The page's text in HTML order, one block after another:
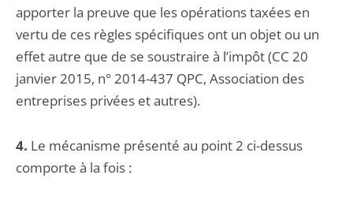
apporter la preuve que les opérations taxées en
vertu de ces règles spécifiques ont un objet ou un
effet autre que de se soustraire à l’impôt (CC 20
janvier 2015, n° 2014-437 QPC, Association des
entreprises privées et autres).
4. Le mécanisme présenté au point 2 ci-dessus
comporte à la fois :